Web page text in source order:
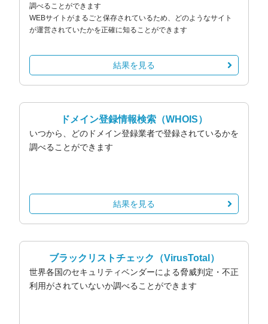
調べることができます
WEBサイトがまるごと保存されているため、どのようなサイト
が運営されていたかを正確に知ることができます
結果を見る
ドメイン登録情報検索 （WHOIS）
いつから、どのドメイン登録業者で登録されているかを
調べることができます
結果を見る
ブラックリストチェック （VirusTotal）
世界各国のセキュリティベンダーによる脅威判定・不正
利用がされていないか調べることができます